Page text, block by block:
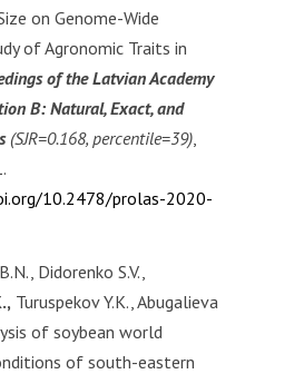
on Genome-Wide
of Agronomic Traits in
of the Latvian Academy
B: Natural, Exact, and
(SJR=0.168, percentile=39),
10.2478/prolas-2020-
Didorenko S.V.,
Turuspekov Y.K., Abugalieva
of soybean world
of south-eastern